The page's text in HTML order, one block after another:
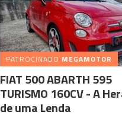
PATROCINADO MEGAMOTOR
FIAT 500 ABARTH 595
TURISMO 160CV - A
de uma Lenda